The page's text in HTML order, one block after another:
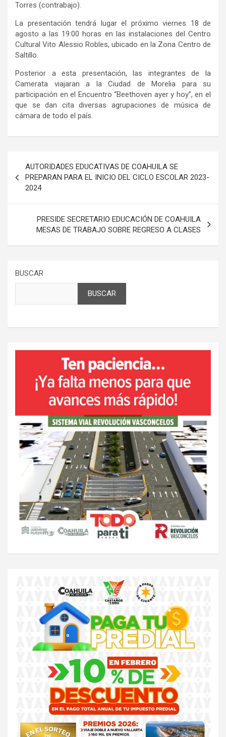
Torres (contrabajo).
La presentación tendrá lugar el próximo viernes 18 de
agosto a las 19:00 horas en las instalaciones del Centro
Cultural Vito Alessio Robles, ubicado en la Zona Centro de
Saltillo.
Posterior a esta presentación, las integrantes de la
Camerata viajaran a la Ciudad de Morelia para su
participación en el Encuentro “Beethoven ayer y hoy”, en el
que se dan cita diversas agrupaciones de música de
cámara de todo el país.
de
entradas
AUTORIDADES EDUCATIVAS DE COAHUILA SE
PREPARAN PARA EL INICIO DEL CICLO ESCOLAR 2023-
2024
PRESIDE SECRETARIO EDUCACIÓN DE COAHUILA
MESAS DE TRABAJO SOBRE REGRESO A CLASES
BUSCAR
BUSCAR